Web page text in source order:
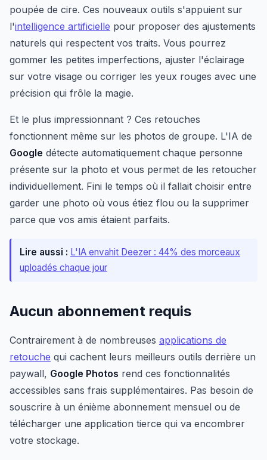
poupée de cire. Ces nouveaux outils s'appuient sur
l'intelligence artificielle pour proposer des ajustements
naturels qui respectent vos traits. Vous pourrez
gommer les petites imperfections, ajuster l'éclairage
sur votre visage ou corriger les yeux rouges avec une
précision qui frôle la magie.
Et le plus impressionnant ? Ces retouches
fonctionnent même sur les photos de groupe. L'IA de
Google détecte automatiquement chaque personne
présente sur la photo et vous permet de les retoucher
individuellement. Fini le temps où il fallait choisir entre
garder une photo où vous étiez flou ou la supprimer
parce que vos amis étaient parfaits.
Lire aussi : L'IA envahit Deezer : 44% des morceaux
uploadés chaque jour
Aucun abonnement requis
Contrairement à de nombreuses applications de
retouche qui cachent leurs meilleurs outils derrière un
paywall, Google Photos rend ces fonctionnalités
accessibles sans frais supplémentaires. Pas besoin de
souscrire à un énième abonnement mensuel ou de
télécharger une application tierce qui va encombrer
votre stockage.